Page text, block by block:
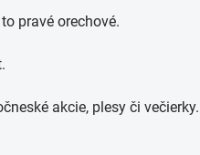
pravé orechové.
akcie, plesy či večierky.